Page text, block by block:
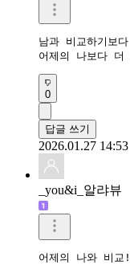
남과 비교하기보
어제의 나보다 더
0
답글 쓰기
2026.01.27 14:53
_you&i_알랴뷰
어제의 나와 비교